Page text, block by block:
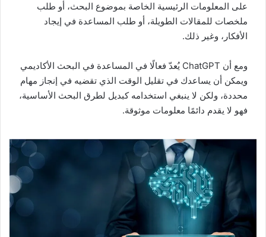
على المعلومات الرئيسية الخاصة بموضوع البحث، أو طلب
ملخصات للمقالات الطويلة، أو طلب المساعدة في إيجاد
الأفكار، وغير ذلك.
ومع أن ChatGPT يُعدّ فعالًا في المساعدة في البحث الأكاديمي
ويمكن أن يساعدك في تقليل الوقت الذي تقضيه في إنجاز مهام
محددة، ولكن لا ينبغي استخدامه كبديل لطرق البحث الأساسية،
فهو لا يقدم دائمًا معلومات موثوقة.